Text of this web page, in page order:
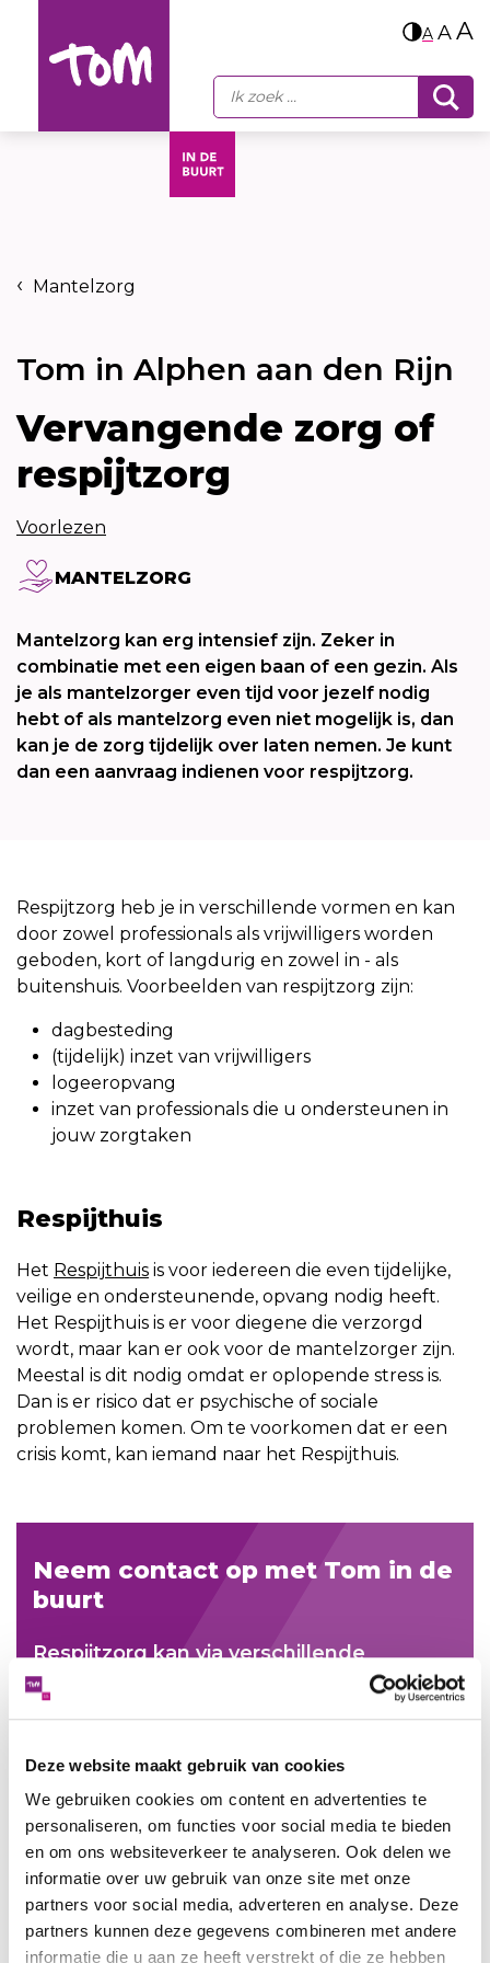
Deze website maakt gebruik van cookies
We gebruiken cookies om content en advertenties te
personaliseren, om functies voor social media te bieden
en om ons websiteverkeer te analyseren. Ook delen we
informatie over uw gebruik van onze site met onze
partners voor social media, adverteren en analyse. Deze
partners kunnen deze gegevens combineren met andere
informatie die u aan ze heeft verstrekt of die ze hebben
A AA
Mantelzorg
Vervangende zorg of
respijtzorg
Tom in Alphen aan den Rijn
Voorlezen
MANTELZORG
Mantelzorg kan erg intensief zijn. Zeker in
combinatie met een eigen baan of een gezin. Als
je als mantelzorger even tijd voor jezelf nodig
hebt of als mantelzorg even niet mogelijk is, dan
kan je de zorg tijdelijk over laten nemen. Je kunt
dan een aanvraag indienen voor respijtzorg.
Respijtzorg heb je in verschillende vormen en kan
door zowel professionals als vrijwilligers worden
geboden, kort of langdurig en zowel in - als
buitenshuis. Voorbeelden van respijtzorg zijn:
dagbesteding
(tijdelijk) inzet van vrijwilligers
logeeropvang
inzet van professionals die u ondersteunen in
jouw zorgtaken
Respijthuis
Het Respijthuis is voor iedereen die even tijdelijke,
veilige en ondersteunende, opvang nodig heeft.
Het Respijthuis is er voor diegene die verzorgd
wordt, maar kan er ook voor de mantelzorger zijn.
Meestal is dit nodig omdat er oplopende stress is.
Dan is er risico dat er psychische of sociale
problemen komen. Om te voorkomen dat er een
crisis komt, kan iemand naar het Respijthuis.
Neem contact op met Tom in de
buurt
Respijtzorg kan via verschillende
zorgwetten worden gefinancierd, vanuit
ontlasten. Meer weten over de
mogelijkheden van respijtzorg? Neem
dan contact met ons op via onderstaand
contactformulier.
Neem contact op met Tom in de